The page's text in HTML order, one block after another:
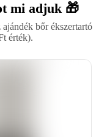
mi adjuk 🎁
bőr ékszertartó
érték).